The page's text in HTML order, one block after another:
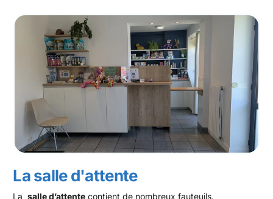
La salle d'attente
Lasalle d’attente contient de nombreux fauteuils.